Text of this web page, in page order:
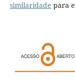
similaridade para